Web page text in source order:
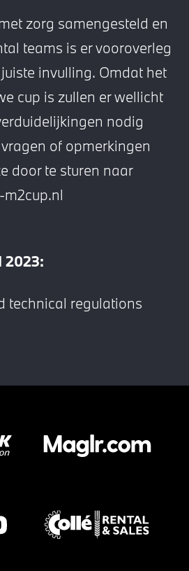
zorg samengesteld en
teams is er vooroverleg
invulling. Omdat het
cup is zullen er wellicht
nodig
of opmerkingen
door te sturen naar
2023:
technical regulations